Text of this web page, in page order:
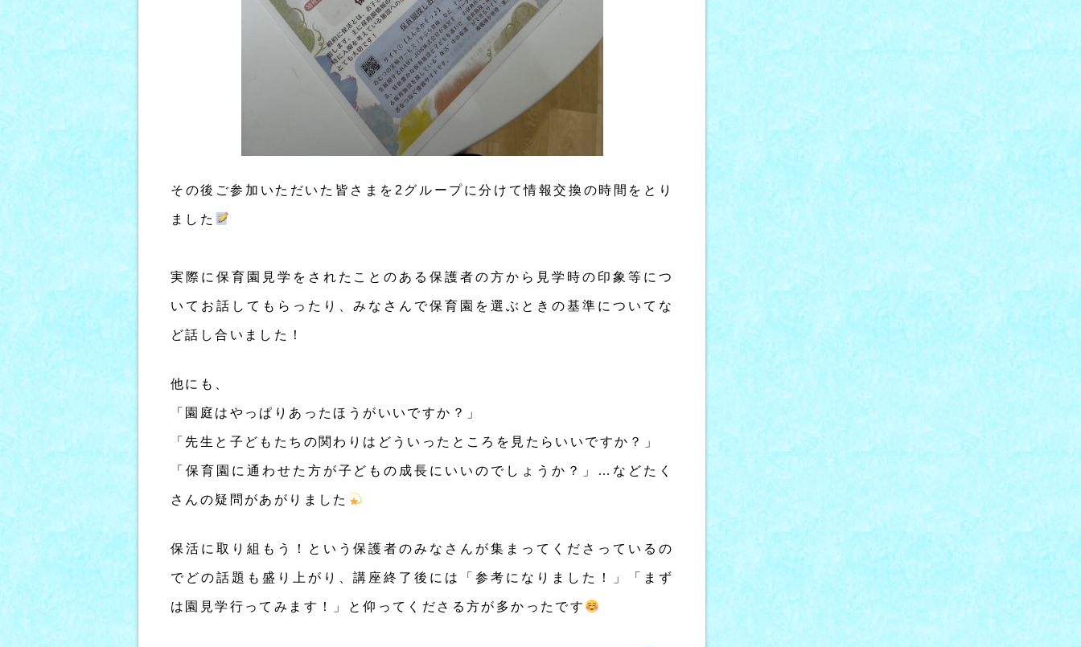
その後ご参加いただいた皆さまを2グループに分けて情報交換の時間をとり
ました
実際に保育園見学をされたことのある保護者の方から見学時の印象等につ
いてお話してもらったり、みなさんで保育園を選ぶときの基準についてな
ど話し合いました！
他にも、
「園庭はやっぱりあったほうがいいですか？」
「先生と子どもたちの関わりはどういったところを見たらいいですか？」
「保育園に通わせた方が子どもの成長にいいのでしょうか？」…などたく
さんの疑問があがりました
保活に取り組もう！という保護者のみなさんが集まってくださっているの
でどの話題も盛り上がり、講座終了後には「参考になりました！」「まず
は園見学行ってみます！」と仰ってくださる方が多かったです